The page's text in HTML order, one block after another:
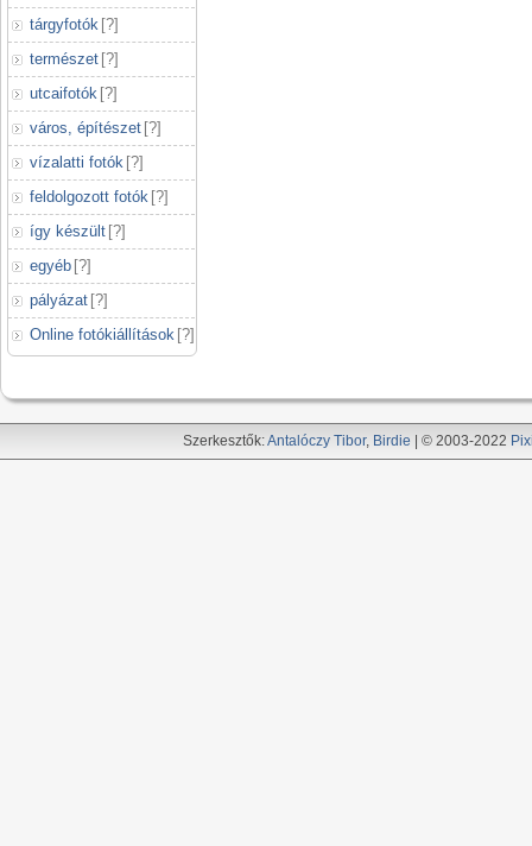
tárgyfotók [?]
természet [?]
utcaifotók [?]
város, építészet [?]
vízalatti fotók [?]
feldolgozott fotók [?]
így készült [?]
egyéb [?]
pályázat [?]
Online fotókiállítások [?]
Szerkesztők:Antalóczy Tibor, Birdie | © 2003-2022